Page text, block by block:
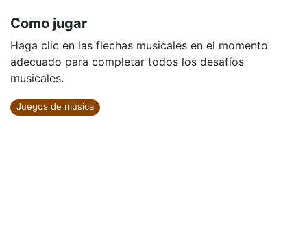
Como jugar
Haga clic en las flechas musicales en el momento
adecuado para completar todos los desafíos
musicales.
Juegos de música